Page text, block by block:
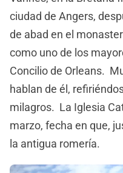
ciudad de Angers,
de abad en el
como uno de los
Concilio de Orleans.
hablan de él,
milagros. La Iglesia
marzo, fecha en que,
la antigua romería.